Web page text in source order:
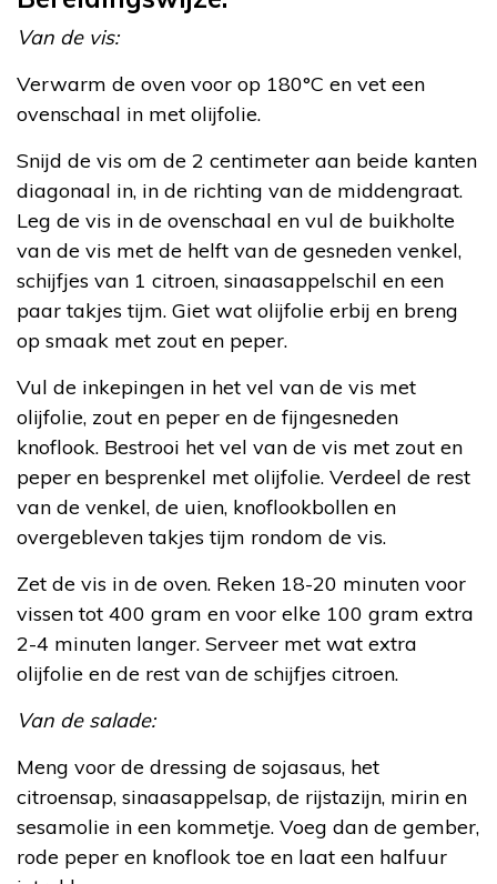
Van de vis:
Verwarm de oven voor op 180°C en vet een
ovenschaal in met olijfolie.
Snijd de vis om de 2 centimeter aan beide kanten
diagonaal in, in de richting van de middengraat.
Leg de vis in de ovenschaal en vul de buikholte
van de vis met de helft van de gesneden venkel,
schijfjes van 1 citroen, sinaasappelschil en een
paar takjes tijm. Giet wat olijfolie erbij en breng
op smaak met zout en peper.
Vul de inkepingen in het vel van de vis met
olijfolie, zout en peper en de fijngesneden
knoflook. Bestrooi het vel van de vis met zout en
peper en besprenkel met olijfolie. Verdeel de rest
van de venkel, de uien, knoflookbollen en
overgebleven takjes tijm rondom de vis.
Zet de vis in de oven. Reken 18-20 minuten voor
vissen tot 400 gram en voor elke 100 gram extra
2-4 minuten langer. Serveer met wat extra
olijfolie en de rest van de schijfjes citroen.
Van de salade:
Meng voor de dressing de sojasaus, het
citroensap, sinaasappelsap, de rijstazijn, mirin en
sesamolie in een kommetje. Voeg dan de gember,
rode peper en knoflook toe en laat een halfuur